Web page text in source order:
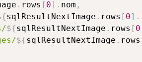
. rows [ 0] . nom ,
sqlResultNextImage . rows [ 0] .
${sqlResultNextImage . rows [ 0
${sqlResultNextImage . rows